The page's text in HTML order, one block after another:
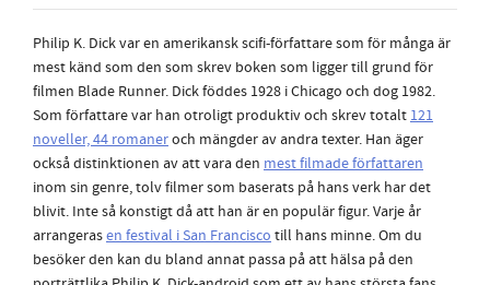
Philip K. Dick var en amerikansk scifi-författare som för många är
mest känd som den som skrev boken som ligger till grund för
filmen Blade Runner. Dick föddes 1928 i Chicago och dog 1982.
Som författare var han otroligt produktiv och skrev totalt 121
noveller, 44 romaneroch mängder av andra texter. Han äger
också distinktionen av att vara den mest filmade författaren
inom sin genre, tolv filmer som baserats på hans verk har det
blivit. Inte så konstigt då att han är en populär figur. Varje år
arrangerasen festival i San Francisco till hans minne. Om du
besöker den kan du bland annat passa på att hälsa på den